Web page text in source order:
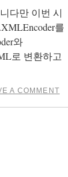
다만 이번 시
를
와
로 변환하고
A COMMENT